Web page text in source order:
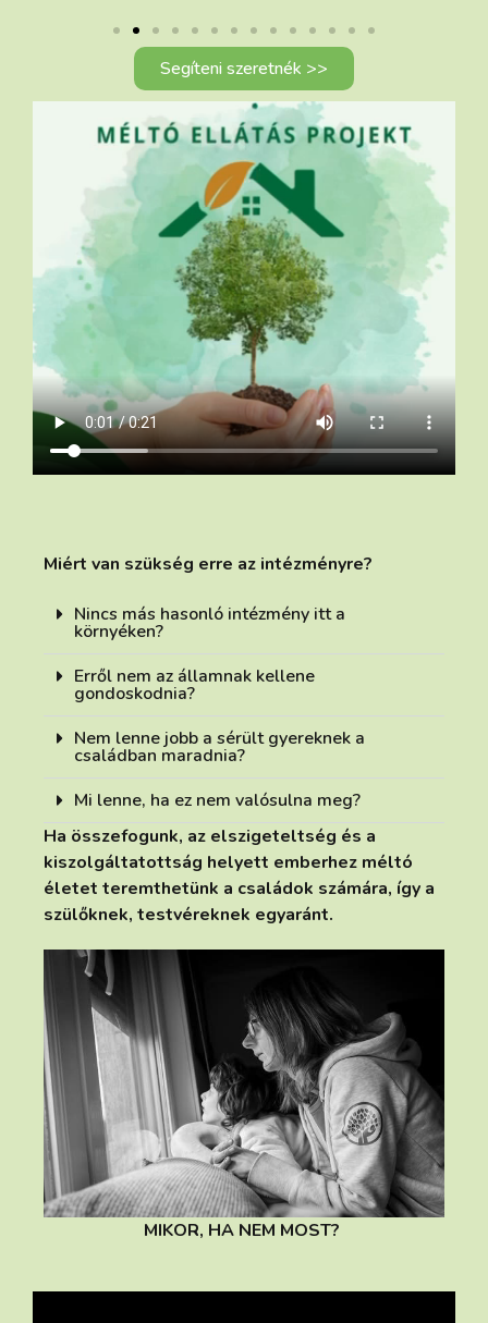
Segíteni szeretnék >>
Miért van szükség erre az intézményre?
Nincs más hasonló intézmény itt a
környéken?
Erről nem az államnak kellene
gondoskodnia?
Nem lenne jobb a sérült gyereknek a
családban maradnia?
Mi lenne, ha ez nem valósulna meg?
Ha összefogunk, az elszigeteltség és a
kiszolgáltatottság helyett emberhez méltó
életet teremthetünk a családok számára, így a
szülőknek, testvéreknek egyaránt.
MIKOR, HA NEM MOST?